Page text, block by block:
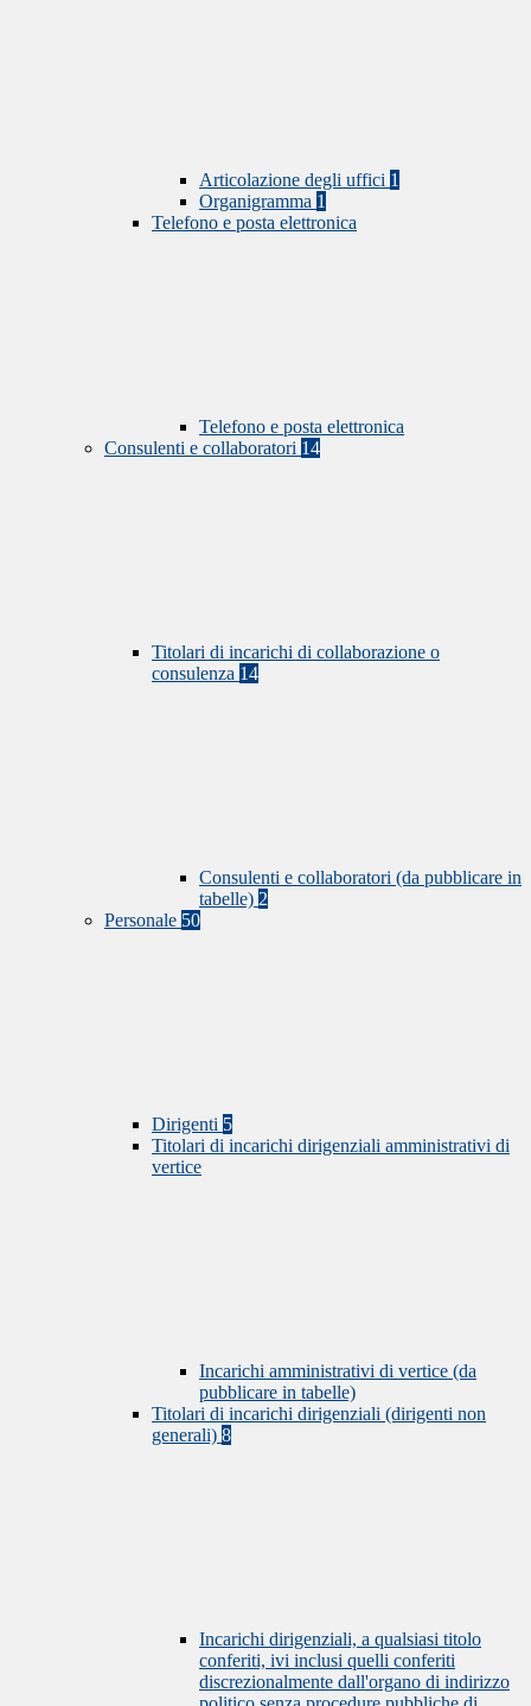
Articolazione degli uffici 1
Organigramma 1
Telefono e posta elettronica
Telefono e posta elettronica
Consulenti e collaboratori 14
Titolari di incarichi di collaborazione o
consulenza 14
Consulenti e collaboratori (da pubblicare in
tabelle) 2
Personale 50
Dirigenti 5
Titolari di incarichi dirigenziali amministrativi di
vertice
Incarichi amministrativi di vertice (da
pubblicare in tabelle)
Titolari di incarichi dirigenziali (dirigenti non
generali) 8
Incarichi dirigenziali, a qualsiasi titolo
conferiti, ivi inclusi quelli conferiti
discrezionalmente dall'organo di indirizzo